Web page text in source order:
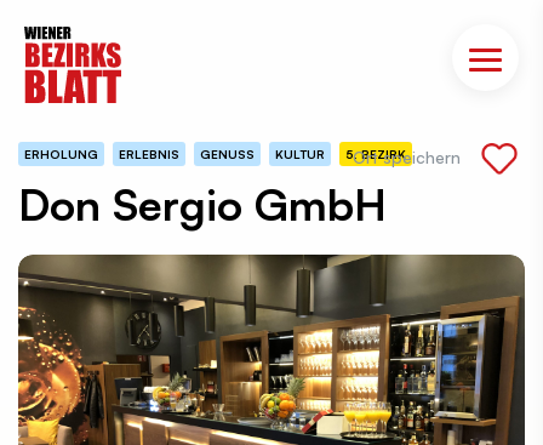
Ort speichern
ERHOLUNG ERLEBNIS GENUSS KULTUR 5. BEZIRK
Don Sergio GmbH